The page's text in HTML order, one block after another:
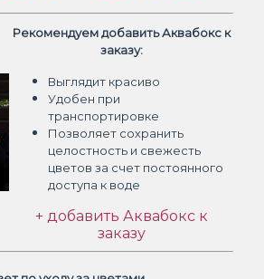
Рекомендуем добавить Аквабокс к
заказу:
Выглядит красиво
Удобен при
транспортировке
Позволяет сохранить
целостность и свежесть
цветов за счет постоянного
доступа к воде
+ добавить Аквабокс к
заказу